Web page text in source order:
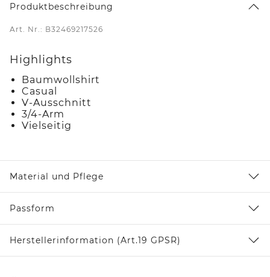
Produktbeschreibung
Art. Nr.: B32469217526
Highlights
Baumwollshirt
Casual
V-Ausschnitt
3/4-Arm
Vielseitig
Material und Pflege
Passform
Herstellerinformation (Art.19 GPSR)